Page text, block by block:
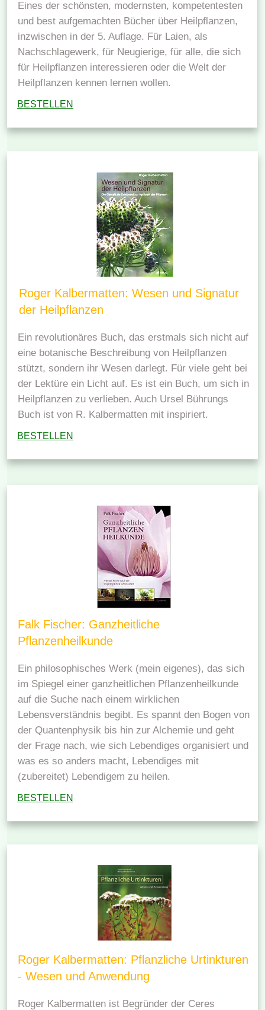
Eines der schönsten, modernsten, kompetentesten
und best aufgemachten Bücher über Heilpflanzen,
inzwischen in der 5. Auflage. Für Laien, als
Nachschlagewerk, für Neugierige, für alle, die sich
für Heilpflanzen interessieren oder die Welt der
Heilpflanzen kennen lernen wollen.
BESTELLEN
Roger Kalbermatten: Wesen und Signatur
der Heilpflanzen
Ein revolutionäres Buch, das erstmals sich nicht auf
eine botanische Beschreibung von Heilpflanzen
stützt, sondern ihr Wesen darlegt. Für viele geht bei
der Lektüre ein Licht auf. Es ist ein Buch, um sich in
Heilpflanzen zu verlieben. Auch Ursel Bührungs
Buch ist von R. Kalbermatten mit inspiriert.
BESTELLEN
Falk Fischer: Ganzheitliche
Pflanzenheilkunde
Ein philosophisches Werk (mein eigenes), das sich
im Spiegel einer ganzheitlichen Pflanzenheilkunde
auf die Suche nach einem wirklichen
Lebensverständnis begibt. Es spannt den Bogen von
der Quantenphysik bis hin zur Alchemie und geht
der Frage nach, wie sich Lebendiges organisiert und
was es so anders macht, Lebendiges mit
(zubereitet) Lebendigem zu heilen.
BESTELLEN
Roger Kalbermatten: Pflanzliche Urtinkturen
- Wesen und Anwendung
Roger Kalbermatten ist Begründer der Ceres